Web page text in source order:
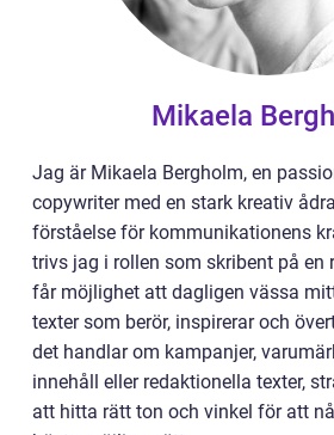
Mikaela
Jag är Mikaela Bergholm, en
copywriter med en stark kreativ
förståelse för kommunikationens
trivs jag i rollen som skribent på en
får möjlighet att dagligen vässa
texter som berör, inspirerar och
det handlar om kampanjer,
innehåll eller redaktionella texter,
att hitta rätt ton och vinkel för att